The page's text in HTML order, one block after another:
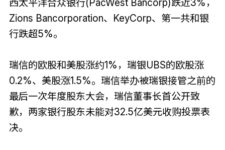
Zions Bancorporation、KeyCorp、第一共和银
行跌超5%。
瑞信的欧股和美股涨约1%，瑞银UBS的欧股涨
0.2%、美股涨1.5%。瑞信举办被瑞银接管之前的
最后一次年度股东大会，瑞信董事长首公开致
歉，两家银行股东未能对32.5亿美元收购投票表
决。